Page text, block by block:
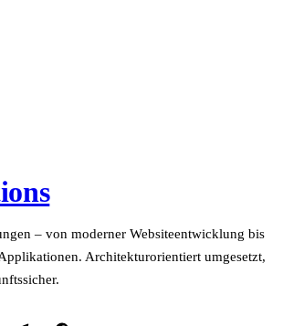
– von moderner Websiteentwicklung bis
Architekturorientiert umgesetzt,